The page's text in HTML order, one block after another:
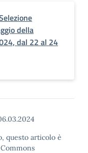
della
dal 22 al 24
questo articolo è